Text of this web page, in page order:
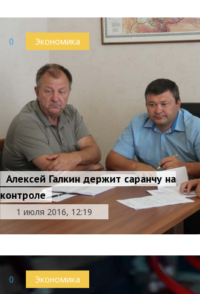
0 Экономика
Алексей Галкин держит саранчу на
контроле
1 июля 2016, 12:19
0 Экономика